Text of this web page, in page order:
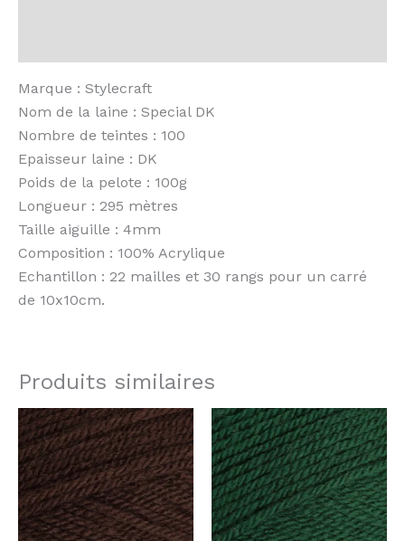
Marque : Stylecraft
Nom de la laine : Special DK
Nombre de teintes : 100
Epaisseur laine : DK
Poids de la pelote : 100g
Longueur : 295 mètres
Taille aiguille : 4mm
Composition : 100% Acrylique
Echantillon : 22 mailles et 30 rangs pour un carré
de 10x10cm.
Produits similaires